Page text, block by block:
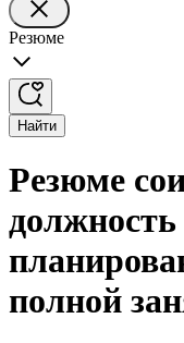
Резюме
Найти
Резюме
должность
полной